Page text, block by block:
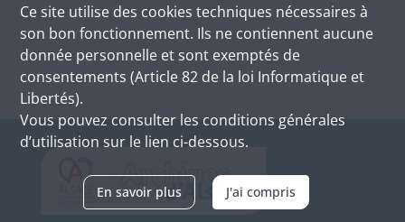
Ce site utilise des cookies techniques nécessaires à
son bon fonctionnement. Ils ne contiennent aucune
donnée personnelle et sont exemptés de
consentements (Article 82 de la loi Informatique et
Libertés).
Vous pouvez consulter les conditions générales
d’utilisation sur le lien ci-dessous.
En savoir plus J'ai compris